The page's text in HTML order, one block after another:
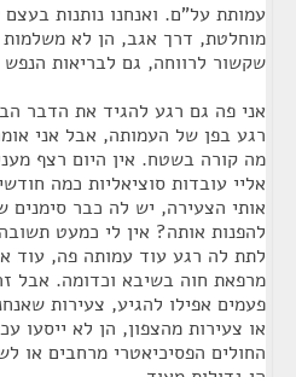
עמותת על"ם. ואנחנו נותנות בעצם
מוחלטת, דרך אגב, הן לא
שקשור לרווחה, גם לבריאות הנפש
אני פה גם רגע להגיד את הדבר
רגע בפן של העמותה, אבל אני
מה קורה בשטח. אין היום רצף
אליי עובדות סוציאליות כמה
אותי הצעירה, יש לה כבר סימנים
להפנות אותה? אין לי כמעט
לתת לה רגע עוד עמותה פה, עוד
מרפאת חוה בשיבא וכדומה. אבל
פעמים אפילו להגיע, צעירות
או צעירות מהצפון, הן לא ייסעו
החולים הפסיכיאטרי מרחבים או